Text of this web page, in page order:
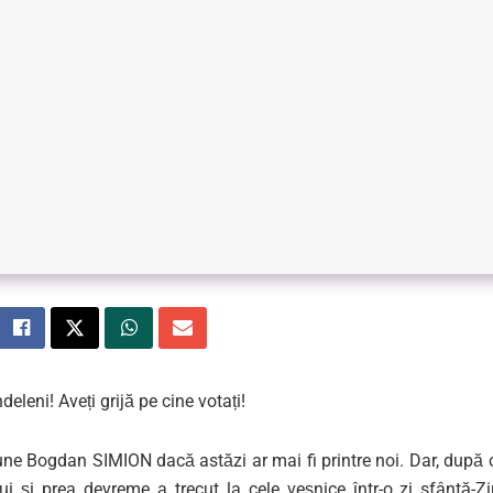
Aveți grijă pe cine votați!
Bogdan SIMION dacă astăzi ar mai fi printre noi. Dar, după